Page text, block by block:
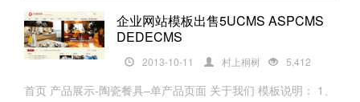
企业网站模板出售5UCMS ASPCMS
DEDECMS
2013-10-11 村上桐树 5,412
首页 产品展示-陶瓷餐具–单产品页面 关于我们 模板说明： 1、